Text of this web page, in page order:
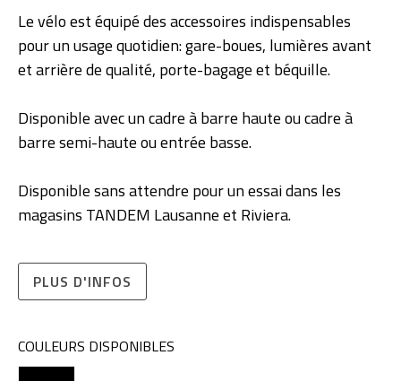
Le vélo est équipé des accessoires indispensables
pour un usage quotidien: gare-boues, lumières avant
et arrière de qualité, porte-bagage et béquille.
Disponible avec un cadre à barre haute ou cadre à
barre semi-haute ou entrée basse.
Disponible sans attendre pour un essai dans les
magasins TANDEM Lausanne et Riviera.
PLUS D'INFOS
COULEURS DISPONIBLES